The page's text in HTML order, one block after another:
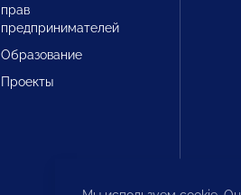
прав
предпринимателей
Образование
Проекты